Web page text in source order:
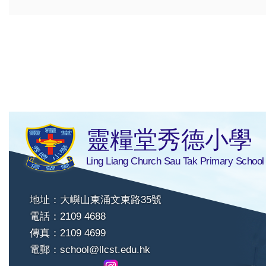
靈糧堂秀德小學
Ling Liang Church Sau Tak Primary School
地址：大嶼山東涌文東路35號
電話：2109 4688
傳真：2109 4699
電郵： school@llcst.edu.hk